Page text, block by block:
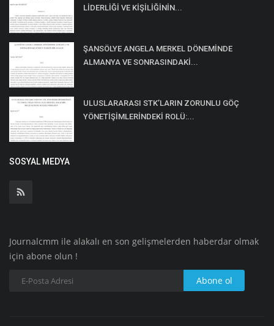
LİDERLİĞİ VE KİŞİLİĞİNİN...
ŞANSÖLYE ANGELA MERKEL DÖNEMİNDE
ALMANYA VE SONRASINDAKİ...
ULUSLARARASI STK’LARIN ZORUNLU GÖÇ
YÖNETİŞİMLERİNDEKİ ROLÜ:...
SOSYAL MEDYA
Journalcmm ile alakalı en son gelişmelerden haberdar olmak
için abone olun !
Abone ol